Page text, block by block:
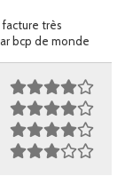
très
bcp de monde